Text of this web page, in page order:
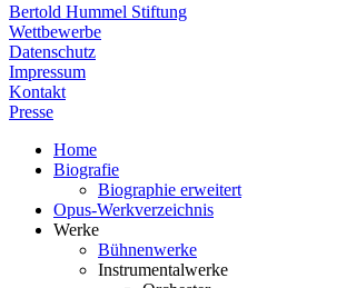
Bertold Hummel Stiftung
Wettbewerbe
Datenschutz
Impressum
Kontakt
Presse
Home
Biografie
Biographie erweitert
Opus-Werkverzeichnis
Werke
Bühnenwerke
Instrumentalwerke